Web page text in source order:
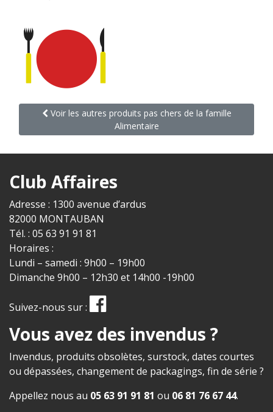
Voir les autres produits pas chers de la famille
Alimentaire
Club Affaires
Adresse : 1300 avenue d’ardus
82000 MONTAUBAN
Tél. : 05 63 91 91 81
Horaires :
Lundi – samedi : 9h00 – 19h00
Dimanche 9h00 – 12h30 et 14h00 -19h00
Suivez-nous sur :
Vous avez des invendus ?
Invendus, produits obsolètes, surstock, dates courtes
ou dépassées, changement de packagings, fin de série ?
Appellez nous au 05 63 91 91 81 ou 06 81 76 67 44.